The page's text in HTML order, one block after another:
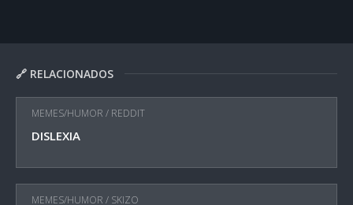
🔗 RELACIONADOS
MEMES/HUMOR / REDDIT
DISLEXIA
MEMES/HUMOR / SKIZO